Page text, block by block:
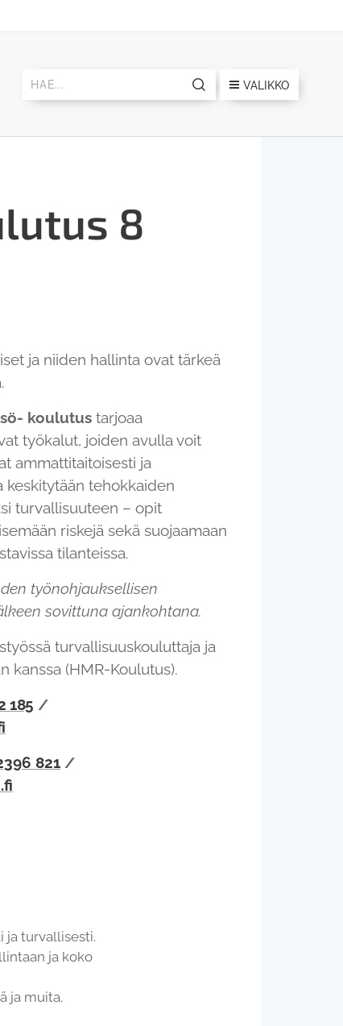
VALIKKO
8
ja niiden hallinta ovat tärkeä
koulutus tarjoaa
työkalut, joiden avulla voit
ammattitaitoisesti ja
keskitytään tehokkaiden
turvallisuuteen – opit
riskejä sekä suojaamaan
tilanteissa.
työnohjauksellisen
sovittuna ajankohtana.
turvallisuuskouluttaja ja
kanssa (HMR-Koulutus).
185 /
821 /
ja turvallisesti.
ja koko
ja muita.